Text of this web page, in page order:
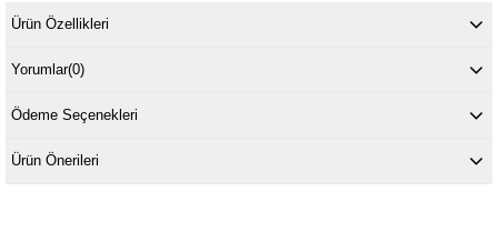
Ürün Özellikleri
Yorumlar(0)
Ödeme Seçenekleri
Ürün Önerileri